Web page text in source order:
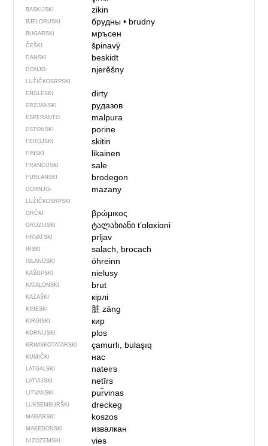
BASKIJSKI zikin
BJELORUSKI брудны• brudny
BUGARSKI мръсен
ČEŠKI špinavý
DANSKI beskidt
DONJO­
LUŽIČKOSRPSKI
njerěšny
ENGLESKI dirty
ERZJANSKI рудазов
ESPERANTO malpura
ESTONSKI porine
FEROJSKI skitin
FINSKI likainen
FRANCUSKI sale
FURLANSKI brodegon
GORNJO­
LUŽIČKOSRPSKI
mazany
GRČKI βρώμικος
GRUZIJSKI ტალახიანიtʼɑlɑxiɑni
HRVATSKI prljav
IRSKI salach, brocach
ISLANDSKI óhreinn
KAŠUPSKI nielusy
KATALONSKI brut
KAZAŠKI кірлі
KINESKI 脏zāng
KIRGISKI кир
KORNIJSKI plos
KRIMSKOTATARSKI çamurlı, bulaşıq
KUMIČKI нас
LATGALSKI nateirs
LATVIJSKI netīrs
LITVANSKI pur̃vinas
LUKSEMBURŠKI dreckeg
MAĐARSKI koszos
MAKEDONSKI извалкан
NIZOZEMSKI vies